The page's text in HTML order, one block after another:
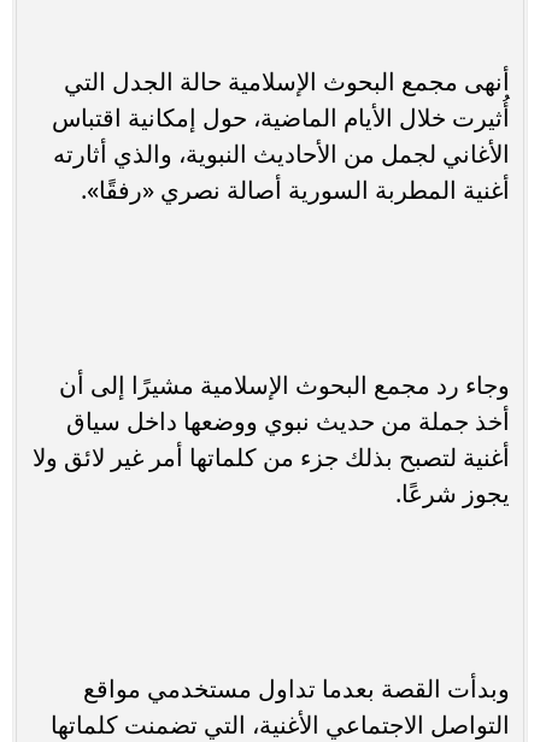
أنهى مجمع البحوث الإسلامية حالة الجدل التي
أُثيرت خلال الأيام الماضية، حول إمكانية اقتباس
الأغاني لجمل من الأحاديث النبوية، والذي أثارته
أغنية المطربة السورية أصالة نصري «رفقًا».
وجاء رد مجمع البحوث الإسلامية مشيرًا إلى أن
أخذ جملة من حديث نبوي ووضعها داخل سياق
أغنية لتصبح بذلك جزء من كلماتها أمر غير لائق ولا
يجوز شرعًا.
وبدأت القصة بعدما تداول مستخدمي مواقع
التواصل الاجتماعي الأغنية، التي تضمنت كلماتها